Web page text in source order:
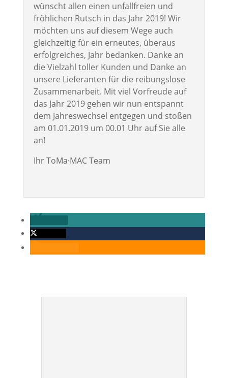
wünscht allen einen unfallfreien und
fröhlichen Rutsch in das Jahr 2019! Wir
möchten uns auf diesem Wege auch
gleichzeitig für ein erneutes, überaus
erfolgreiches, Jahr bedanken. Danke an
die Vielzahl toller Kunden und Danke an
unsere Lieferanten für die reibungslose
Zusammenarbeit. Mit viel Vorfreude auf
das Jahr 2019 gehen wir nun entspannt
dem Jahreswechsel entgegen und stoßen
am 01.01.2019 um 00.01 Uhr auf Sie alle
an!
Ihr ToMa·MAC Team